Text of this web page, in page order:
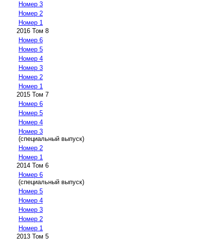
Номер 3
Номер 2
Номер 1
2016 Том 8
Номер 6
Номер 5
Номер 4
Номер 3
Номер 2
Номер 1
2015 Том 7
Номер 6
Номер 5
Номер 4
Номер 3
(специальный выпуск)
Номер 2
Номер 1
2014 Том 6
Номер 6
(специальный выпуск)
Номер 5
Номер 4
Номер 3
Номер 2
Номер 1
2013 Том 5